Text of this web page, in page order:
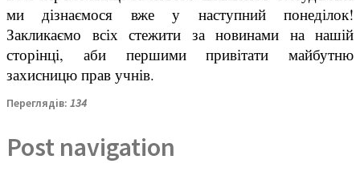
ми дізнаємося вже у наступний понеділок!
Закликаємо всіх стежити за новинами на нашій
сторінці, аби першими привітати майбутню
захисницю прав учнів.
Переглядів: 134
Post navigation